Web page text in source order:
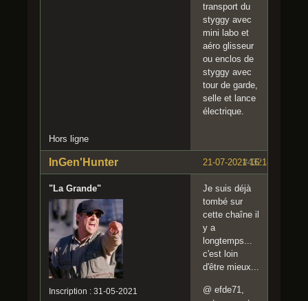
transport du
styggy avec
mini labo et
aéro glisseur
ou enclos de
styggy avec
tour de garde,
selle et lance
électrique.
Hors ligne
#432
21-07-2021 16:18:43
InGen'Hunter
"La Grande"
Inscription : 31-05-2021
Je suis déjà
tombé sur
cette chaîne il
y a
longtemps...
c'est loin
d'être mieux...
@ efde71,